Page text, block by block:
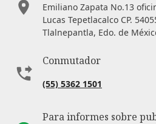
Emiliano Zapata No.13
Lucas Tepetlacalco CP.
Tlalnepantla, Edo. de
Conmutador
(55) 5362 1501
Para informes sobre